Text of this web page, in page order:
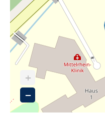
+
−